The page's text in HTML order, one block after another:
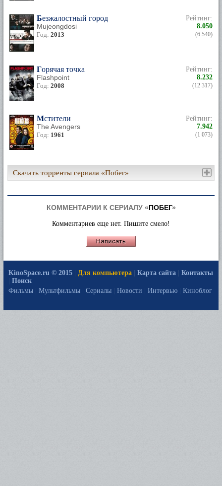
Безжалостный город
Mujeongdosi
Год: 2013
Рейтинг:
8.050
(6 540)
Горячая точка
Flashpoint
Год: 2008
Рейтинг:
8.232
(12 317)
Мстители
The Avengers
Год: 1961
Рейтинг:
7.942
(1 073)
Скачать торренты сериала «Побег»
КОММЕНТАРИИ К СЕРИАЛУ «ПОБЕГ»
Комментариев еще нет. Пишите смело!
KinoSpace.ru © 2015 | Для компьютера | Карта сайта | Контакты
| Поиск
Фильмы
Мультфильмы Сериалы Новости Интервью Киноблог